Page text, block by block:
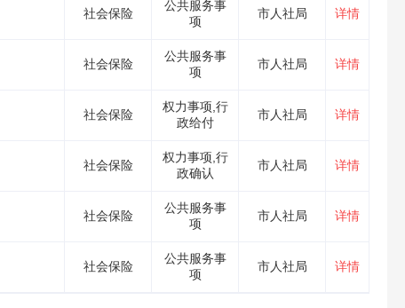
社会保险
公共服务事
项
市人社局 详情
社会保险
公共服务事
项
市人社局 详情
社会保险
权力事项,行
政给付
市人社局 详情
社会保险
权力事项,行
政确认
市人社局 详情
社会保险
公共服务事
项
市人社局 详情
社会保险
公共服务事
项
市人社局 详情